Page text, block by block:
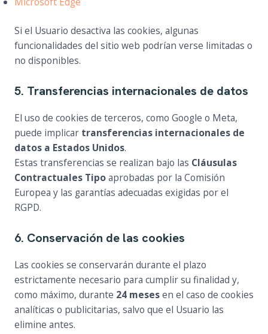
Si el Usuario desactiva las cookies, algunas
funcionalidades del sitio web podrían verse limitadas o
no disponibles.
5. Transferencias internacionales de datos
El uso de cookies de terceros, como Google o Meta,
puede implicar transferencias internacionales de
datos a Estados Unidos.
Estas transferencias se realizan bajo las Cláusulas
Contractuales Tipoaprobadas por la Comisión
Europea y las garantías adecuadas exigidas por el
RGPD.
6. Conservación de las cookies
Las cookies se conservarán durante el plazo
estrictamente necesario para cumplir su finalidad y,
como máximo, durante 24 mesesen el caso de cookies
analíticas o publicitarias, salvo que el Usuario las
elimine antes.